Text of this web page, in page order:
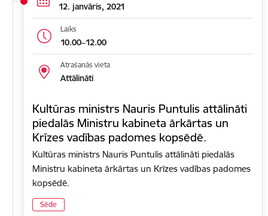
12. janvāris, 2021
Laiks
10.00–12.00
Atrašanās vieta
Attālināti
Kultūras ministrs Nauris Puntulis attālināti
piedalās Ministru kabineta ārkārtas un
Krīzes vadības padomes kopsēdē.
Kultūras ministrs Nauris Puntulis attālināti piedalās
Ministru kabineta ārkārtas un Krīzes vadības padomes
kopsēdē.
Sēde